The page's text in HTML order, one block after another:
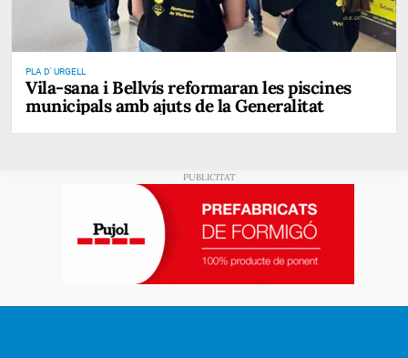
PLA D' URGELL
Vila-sana i Bellvís reformaran les piscines
municipals amb ajuts de la Generalitat